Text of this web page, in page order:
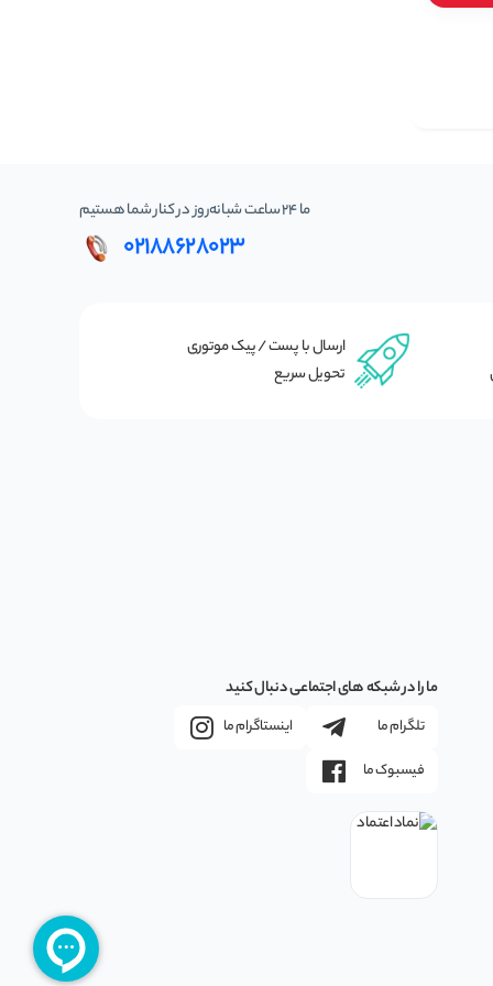
ما 24 ساعت شبانه‌روز در کنار شما هستیم
02188628023
ارسال با پست / پیک موتوری
تحویل سریع
ما را در شبکه های اجتماعی دنبال کنید
تلگرام ما
اینستاگرام ما
فیسبوک ما